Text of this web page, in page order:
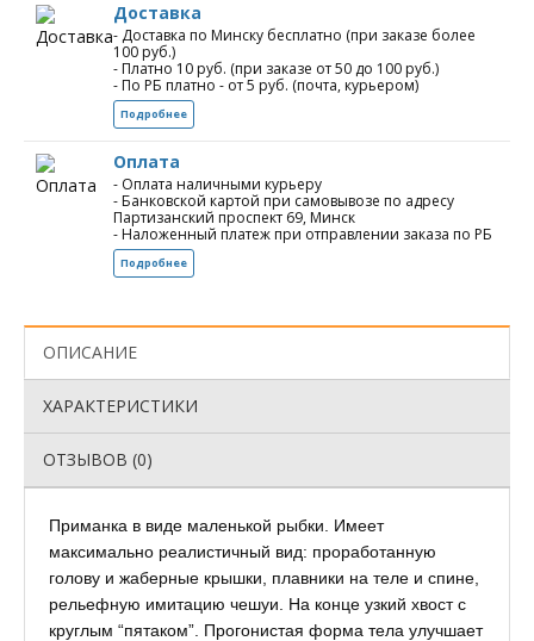
Доставка
- Доставка по Минску бесплатно (при заказе более
100 руб.)
- Платно 10 руб. (при заказе от 50 до 100 руб.)
- По РБ платно - от 5 руб. (почта, курьером)
Подробнее
Оплата
- Оплата наличными курьеру
- Банковской картой при самовывозе по адресу
Партизанский проспект 69, Минск
- Наложенный платеж при отправлении заказа по РБ
Подробнее
ОПИСАНИЕ
ХАРАКТЕРИСТИКИ
ОТЗЫВОВ (0)
Приманка в виде маленькой рыбки. Имеет
максимально реалистичный вид: проработанную
голову и жаберные крышки, плавники на теле и спине,
рельефную имитацию чешуи. На конце узкий хвост с
круглым “пятаком”. Прогонистая форма тела улучшает